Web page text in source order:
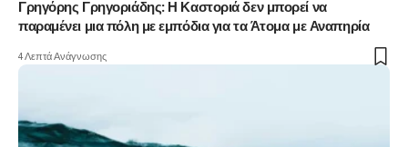
Γρηγόρης Γρηγοριάδης: Η Καστοριά δεν μπορεί να
παραμένει μια πόλη με εμπόδια για τα Άτομα με Αναπηρία
4 Λεπτά Ανάγνωσης